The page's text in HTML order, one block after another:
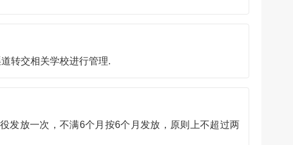
道转交相关学校进行管理.
放一次，不满6个月按6个月发放，原则上不超过两